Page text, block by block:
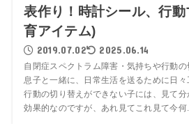
表作り！時計シール、行
育アイテム)
2019.07.02 2025.06.14
自閉症スペクトラム障害・気持ちや行動
息子と一緒に、日常生活を送るために日々
行動の切り替えができない子には、見て
効果的なのですが、あれ見てこれ見て今何...